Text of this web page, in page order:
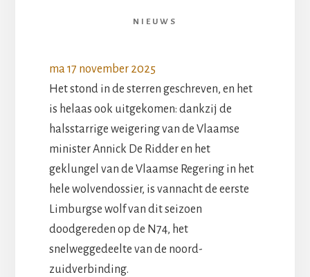
NIEUWS
ma 17 november 2025
Het stond in de sterren geschreven, en het
is helaas ook uitgekomen: dankzij de
halsstarrige weigering van de Vlaamse
minister Annick De Ridder en het
geklungel van de Vlaamse Regering in het
hele wolvendossier, is vannacht de eerste
Limburgse wolf van dit seizoen
doodgereden op de N74, het
snelweggedeelte van de noord-
zuidverbinding.